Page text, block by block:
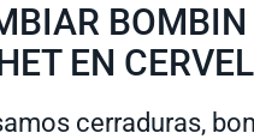
BOMBIN
EN
cerraduras,